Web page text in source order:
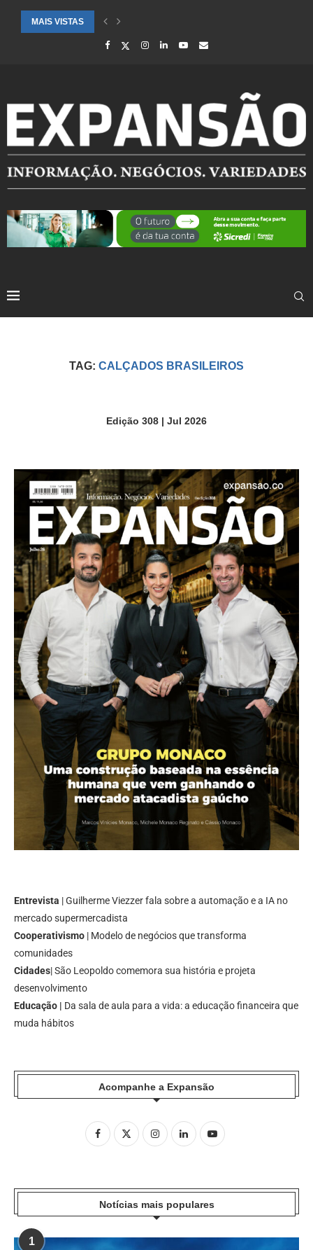
MAIS VISTAS
CIDADES ATENDIDAS PELO SEBRAE RS SÃO DESTAQUE EM
TAG: CALÇADOS BRASILEIROS
Edição 308 | Jul 2026
Entrevista | Guilherme Viezzer fala sobre a automação e a IA no
mercado supermercadista
Cooperativismo | Modelo de negócios que transforma
comunidades
Cidades| São Leopoldo comemora sua história e projeta
desenvolvimento
Educação | Da sala de aula para a vida: a educação financeira que
muda hábitos
Acompanhe a Expansão
Notícias mais populares
1